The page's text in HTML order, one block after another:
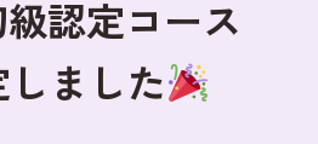
認定コース
ました